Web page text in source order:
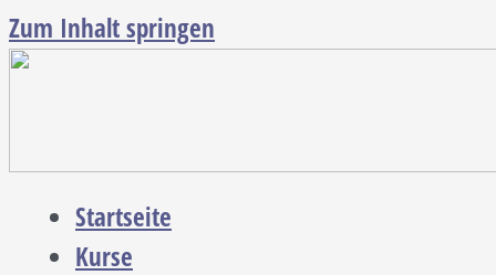
Zum Inhalt springen
Startseite
Kurse